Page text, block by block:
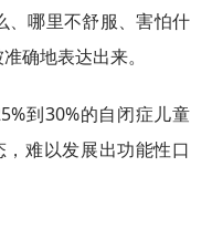
、哪里不舒服、害怕什
确地表达出来。
到30%的自闭症儿童
难以发展出功能性口